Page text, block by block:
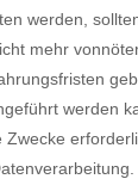
werden,
mehr
werden
Zwecke